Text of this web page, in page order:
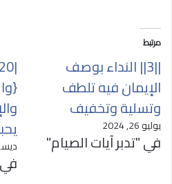
مرتبط
||3|| النداء بوصف
الإيمان فيه تلطف
وتسلية وتخفيف
يوليو 26, 2024
في "تدبر آيات الصيام" ديسمبر
في